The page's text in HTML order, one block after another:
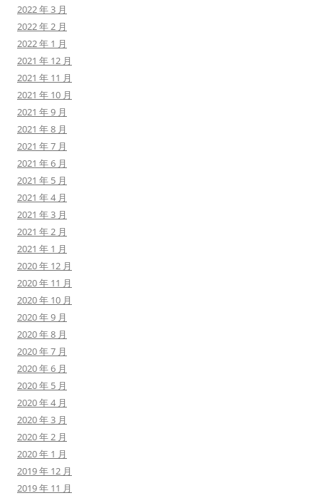
2022 年 3 月
2022 年 2 月
2022 年 1 月
2021 年 12 月
2021 年 11 月
2021 年 10 月
2021 年 9 月
2021 年 8 月
2021 年 7 月
2021 年 6 月
2021 年 5 月
2021 年 4 月
2021 年 3 月
2021 年 2 月
2021 年 1 月
2020 年 12 月
2020 年 11 月
2020 年 10 月
2020 年 9 月
2020 年 8 月
2020 年 7 月
2020 年 6 月
2020 年 5 月
2020 年 4 月
2020 年 3 月
2020 年 2 月
2020 年 1 月
2019 年 12 月
2019 年 11 月